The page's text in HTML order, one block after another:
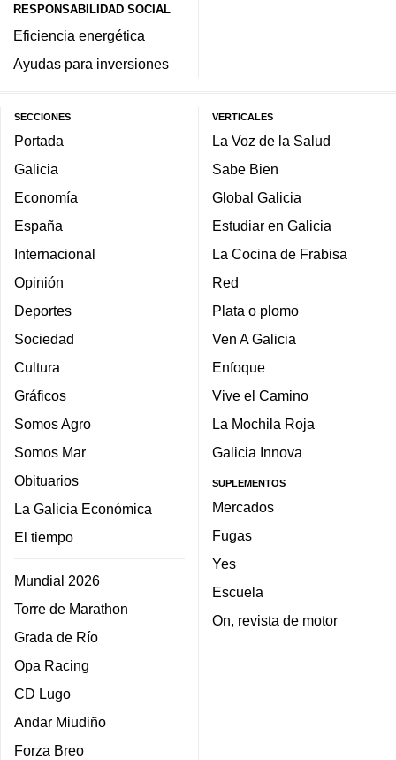
RESPONSABILIDAD SOCIAL
Eficiencia energética
Ayudas para inversiones
SECCIONES
Portada
Galicia
Economía
España
Internacional
Opinión
Deportes
Sociedad
Cultura
Gráficos
Somos Agro
Somos Mar
Obituarios
La Galicia Económica
El tiempo
Mundial 2026
Torre de Marathon
Grada de Río
Opa Racing
CD Lugo
Andar Miudiño
Forza Breo
VERTICALES
La Voz de la Salud
Sabe Bien
Global Galicia
Estudiar en Galicia
La Cocina de Frabisa
Red
Plata o plomo
Ven A Galicia
Enfoque
Vive el Camino
La Mochila Roja
Galicia Innova
SUPLEMENTOS
Mercados
Fugas
Yes
Escuela
On, revista de motor